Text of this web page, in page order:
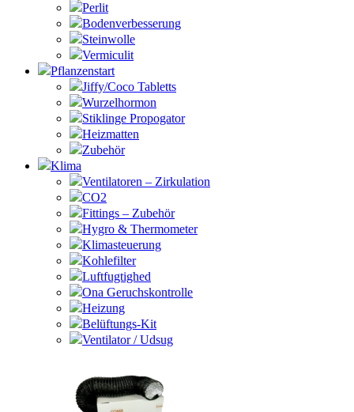
Perlit
Bodenverbesserung
Steinwolle
Vermiculit
Pflanzenstart
Jiffy/Coco Tabletts
Wurzelhormon
Stiklinge Propogator
Heizmatten
Zubehör
Klima
Ventilatoren – Zirkulation
CO2
Fittings – Zubehör
Hygro & Thermometer
Klimasteuerung
Kohlefilter
Luftfugtighed
Ona Geruchskontrolle
Heizung
Belüftungs-Kit
Ventilator / Udsug